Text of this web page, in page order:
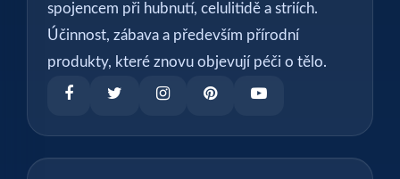
spojencem při hubnutí, celulitidě a striích.
Účinnost, zábava a především přírodní
produkty, které znovu objevují péči o tělo.